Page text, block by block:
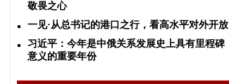
敬畏之心
一见·从总书记的港口之行，看高水平对外开放
习近平：今年是中俄关系发展史上具有里程碑
意义的重要年份